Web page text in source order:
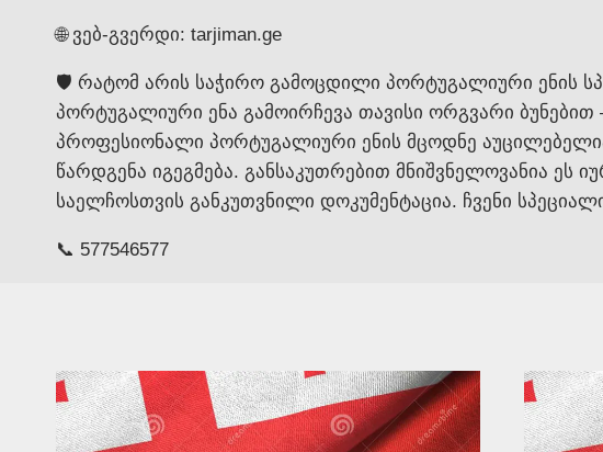
🌐 ვებ-გვერდი: tarjiman.ge
🛡️ რატომ არის საჭირო გამოცდილი პორტუგალიური ენის
პორტუგალიური ენა გამოირჩევა თავისი ორგვარი
პროფესიონალი პორტუგალიური ენის მცოდნე
წარდგენა იგეგმება. განსაკუთრებით მნიშვნელოვანია
საელჩოსთვის განკუთვნილი დოკუმენტაცია. ჩვენი
📞 577546577